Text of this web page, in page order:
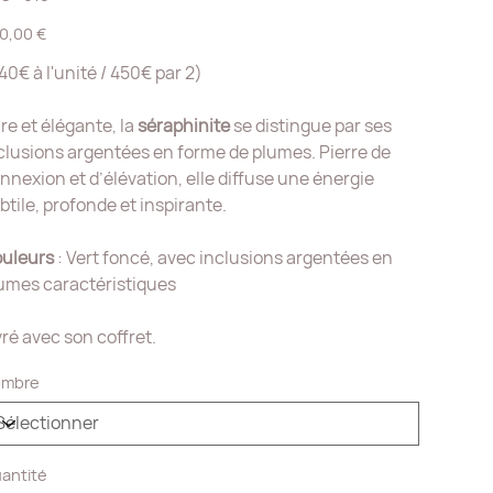
€
à l'unité / 450€ par 2)
et élégante, laséraphinitese distingue par ses
argentées en forme de plumes. Pierre de
et d’élévation, elle diffuse une énergie
profonde et inspirante.
: Vert foncé, avec inclusions argentées en
caractéristiques
avec son coffret.